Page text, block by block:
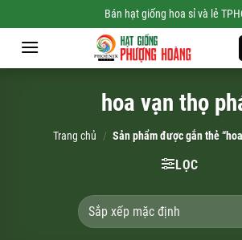
to
content
Bán hạt giống hoa sỉ và lẻ
hoa vạn thọ
Trang chủ / Sản phẩm được gắn thẻ
LỌC